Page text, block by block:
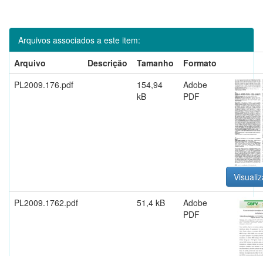
Arquivos associados a este item:
Arquivo
Descrição Tamanho
Formato
PL2009.176.pdf
154,94
kB
Adobe
PDF
PL2009.1762.pdf 51,4 kB
Adobe
PDF